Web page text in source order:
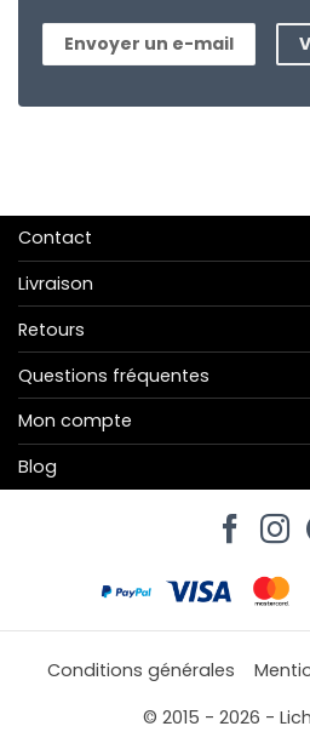
Envoyer un e-mail
Contact
Livraison
Retours
Questions fréquentes
Mon compte
Blog
Conditions générales
© 2015 - 2026 -